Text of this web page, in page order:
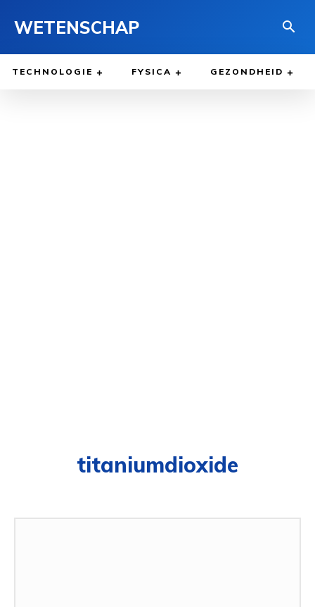
WETENSCHAP
TECHNOLOGIE FYSICA GEZONDHEID
titaniumdioxide